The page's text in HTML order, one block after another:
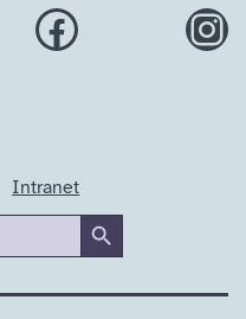
Facebook
Intranet
Search Button